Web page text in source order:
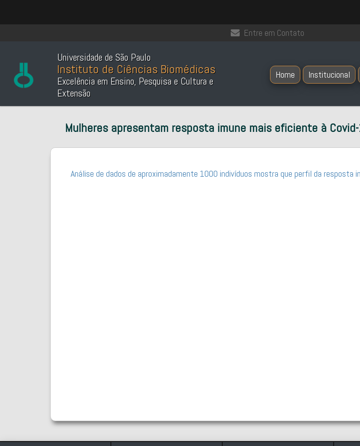
Entre em Contato
Universidade de São Paulo
Instituto de Ciências Biomédicas
Excelência em Ensino, Pesquisa e Cultura e
Extensão
Home Institucional
Mulheres apresentam resposta imune mais eficiente à
Análise de dados de aproximadamente 1000 indivíduos mostra que perfil da resposta